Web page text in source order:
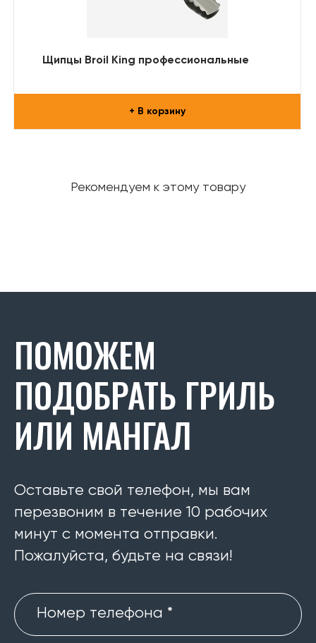
Щипцы Broil King профессиональные
+ В корзину
Рекомендуем к этому товару
ПОМОЖЕМ
ПОДОБРАТЬ ГРИЛЬ
ИЛИ МАНГАЛ
Оставьте свой телефон, мы вам
перезвоним в течение 10 рабочих
минут с момента отправки.
Пожалуйста, будьте на связи!
Номер телефона *